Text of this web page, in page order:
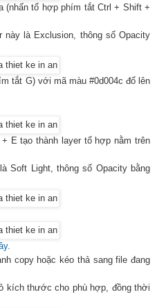
(nhấn tổ hợp phím tắt Ctrl + Shift +
này là Exclusion, thông số Opacity
tắt G) với mã màu #0d004c đổ lên
E tạo thành layer tổ hợp nằm trên
Soft Light, thông số Opacity bằng
.
copy hoặc kéo thả sang file đang
kích thước cho phù hợp, đồng thời